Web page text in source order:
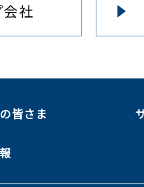
社
皆さま